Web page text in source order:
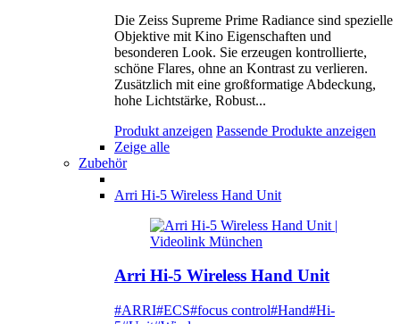
Die Zeiss Supreme Prime Radiance sind spezielle
Objektive mit Kino Eigenschaften und
besonderen Look. Sie erzeugen kontrollierte,
schöne Flares, ohne an Kontrast zu verlieren.
Zusätzlich mit eine großformatige Abdeckung,
hohe Lichtstärke, Robust...
Produkt anzeigen Passende Produkte anzeigen
Zeige alle
Zubehör
Arri Hi-5 Wireless Hand Unit
Arri Hi-5 Wireless Hand Unit
#ARRI#ECS#focus control#Hand#Hi-